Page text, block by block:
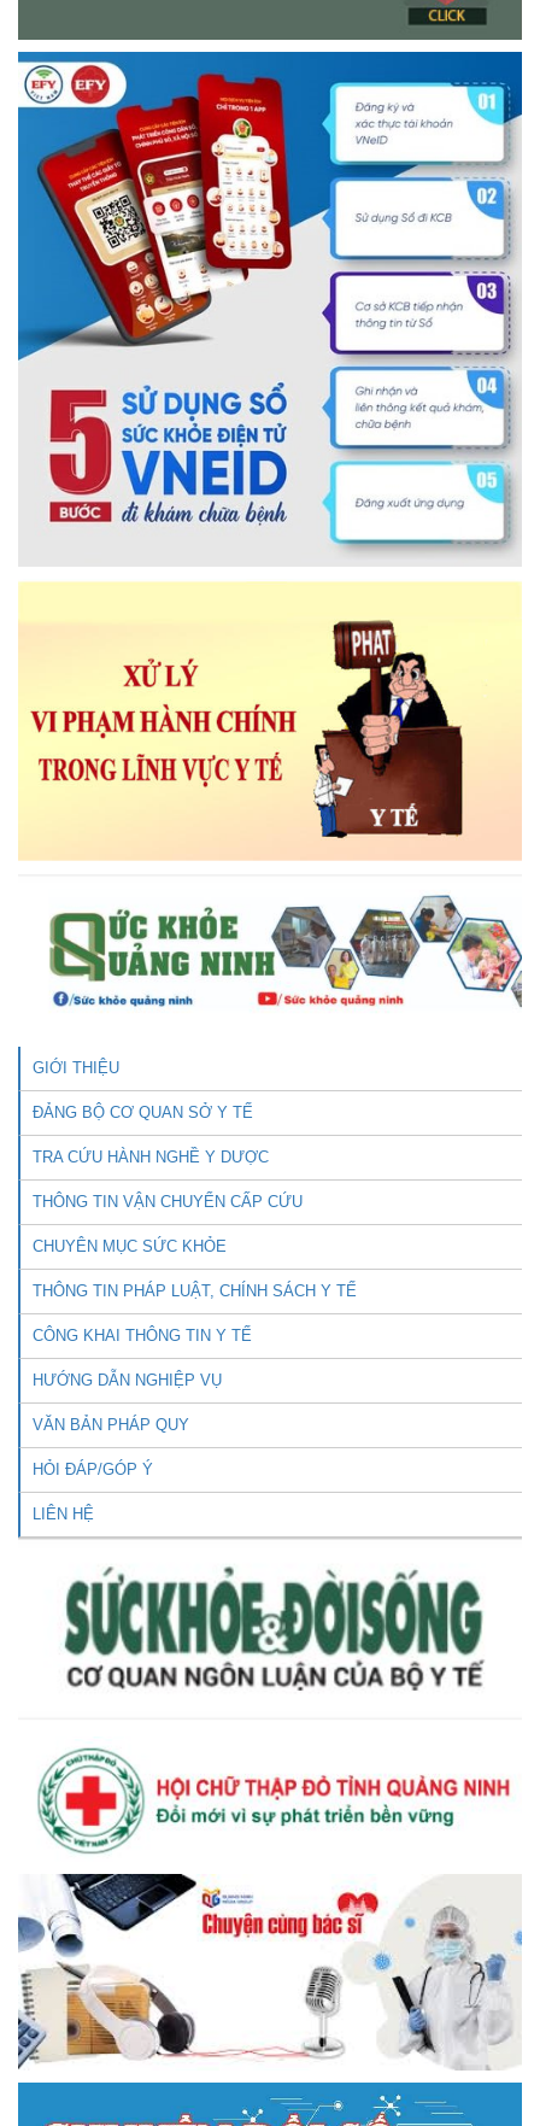
GIỚI THIỆU
ĐẢNG BỘ CƠ QUAN SỞ Y TẾ
TRA CỨU HÀNH NGHỀ Y DƯỢC
THÔNG TIN VẬN CHUYỂN CẤP CỨU
CHUYÊN MỤC SỨC KHỎE
THÔNG TIN PHÁP LUẬT, CHÍNH SÁCH Y TẾ
CÔNG KHAI THÔNG TIN Y TẾ
HƯỚNG DẪN NGHIỆP VỤ
VĂN BẢN PHÁP QUY
HỎI ĐÁP/GÓP Ý
LIÊN HỆ